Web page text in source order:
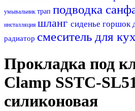
умывальник трап подводка
инсталляция шланг сиденье горшок
радиатор смеситель для
Прокладка под
Clamp SSTC-
силиконовая